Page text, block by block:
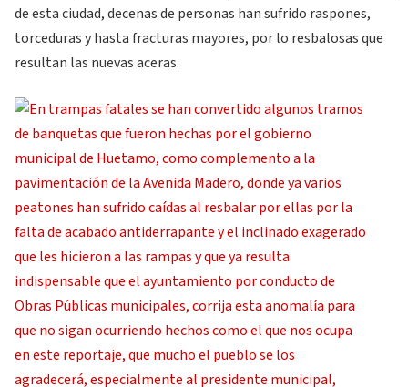
de esta ciudad, decenas de personas han sufrido raspones,
torceduras y hasta fracturas mayores, por lo resbalosas que
resultan las nuevas aceras.